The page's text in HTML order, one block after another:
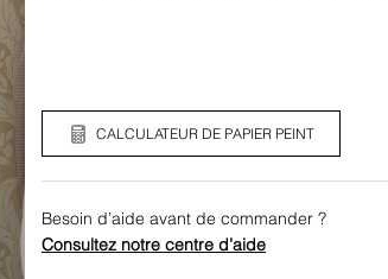
CALCULATEUR DE PAPIER PEINT
Besoin d’aide avant de commander ?
Consultez notre centre d’aide